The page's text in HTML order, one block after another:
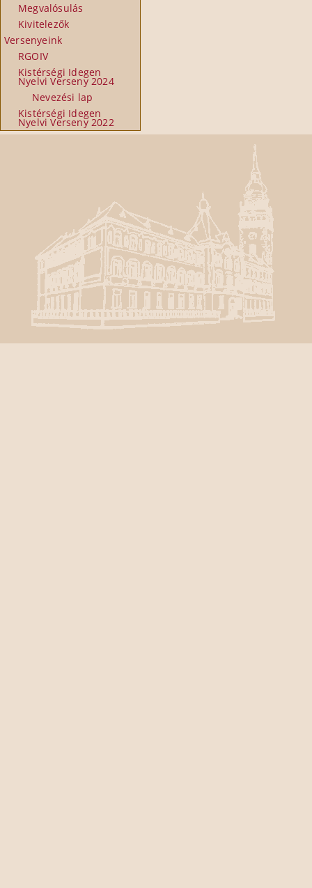
Megvalósulás
Kivitelezők
Versenyeink
RGOIV
Kistérségi Idegen
Nyelvi Verseny 2024
Nevezési lap
Kistérségi Idegen
Nyelvi Verseny 2022